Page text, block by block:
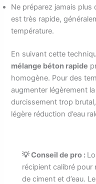
Ne préparez jamais plus
est très rapide,
température.
En suivant cette
mélange béton rapide
homogène. Pour des
augmenter légèrement la
durcissement trop
légère réduction d’eau
💡 Conseil de pro :
récipient calibré pour
de ciment et d’eau.